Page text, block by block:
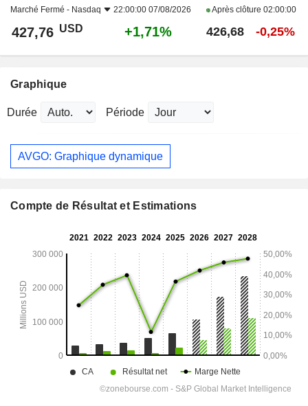
Marché Fermé - Nasdaq 22:00:00 07/08/2026 Après clôture 02:00:00
427,76 USD +1,71% 426,68 -0,25%
Graphique
Durée Période
AVGO: Graphique dynamique
Compte de Résultat et Estimations